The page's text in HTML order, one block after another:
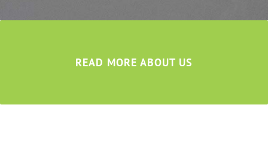
READ MORE ABOUT US